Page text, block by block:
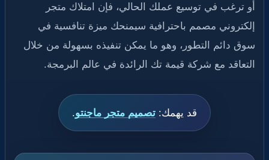
أو ترغب في توسيع عملك الحالي، فإن امتلاك متجر
إلكتروني مصمم باحترافية سيمنحك ميزة تنافسية في
سوق دائم التطور، وهو ما يمكن تنفيذه بسهولة من خلال
التعاقد مع شركة قيمة تك الرائدة في عالم البرمجة.
قد يهمك: تصميم متجر ماجنتو.